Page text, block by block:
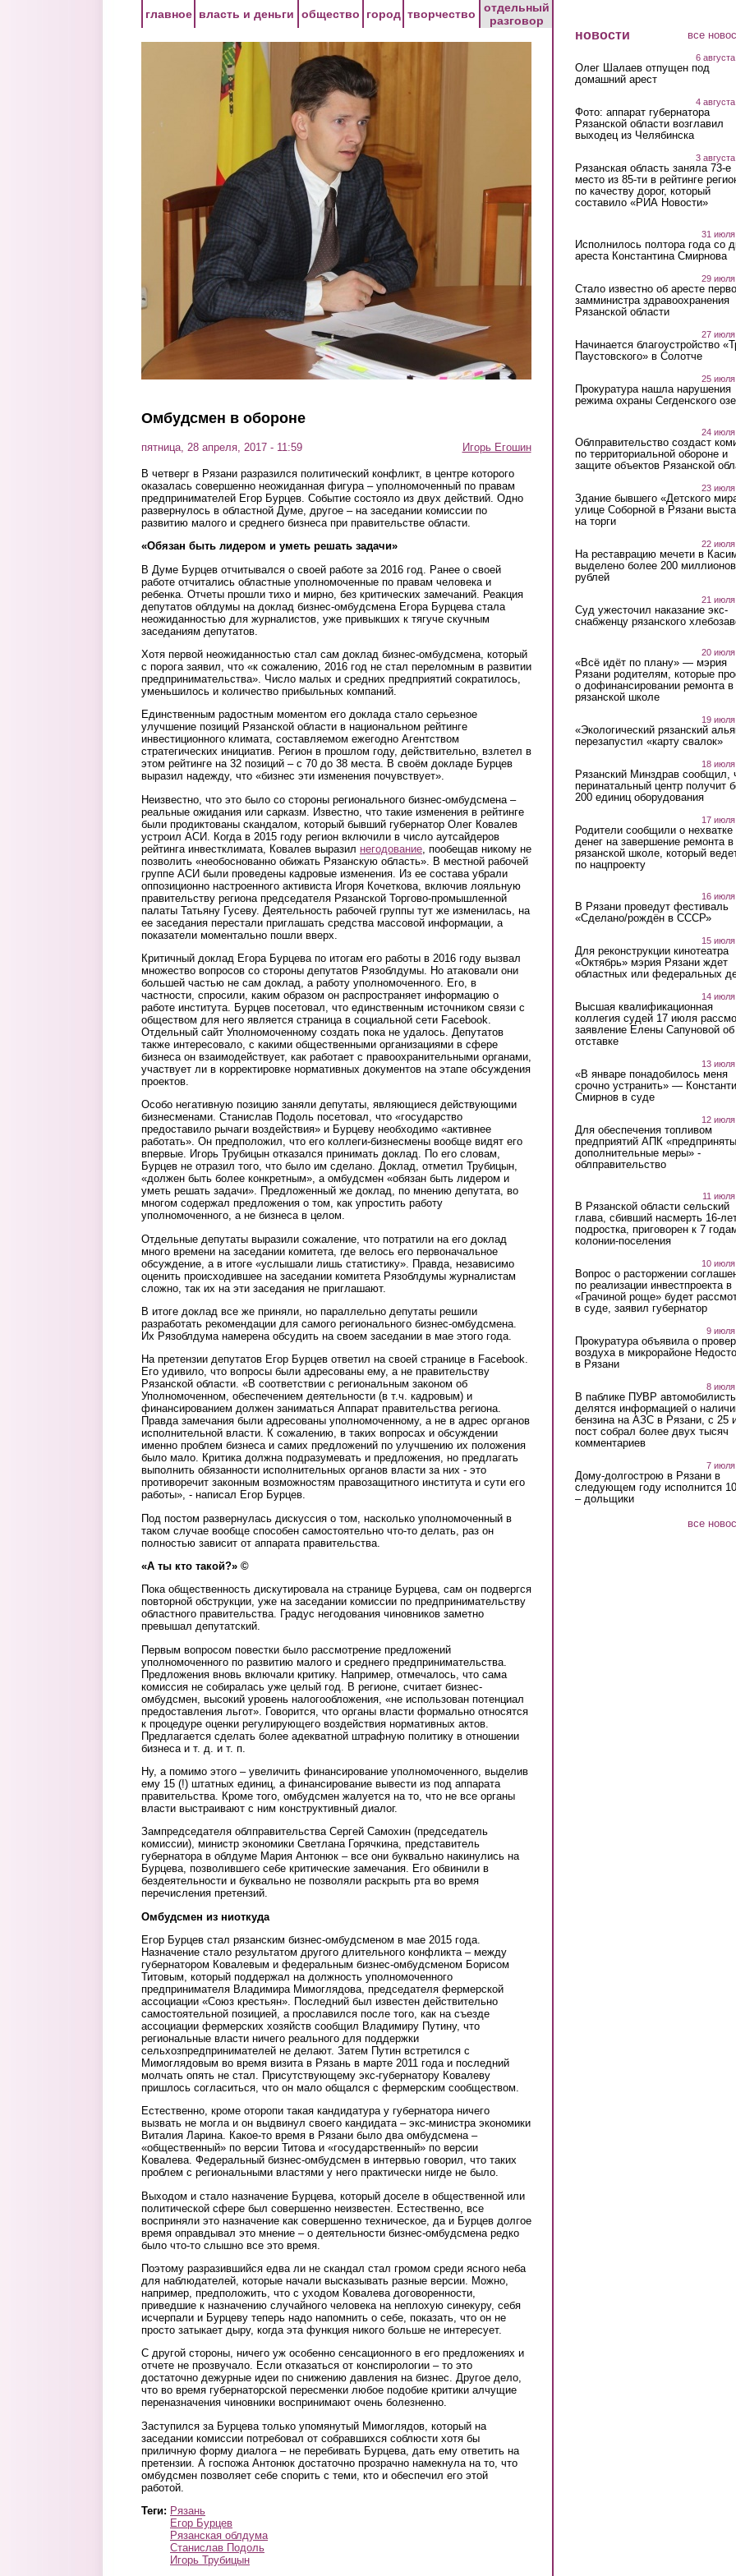
главное власть и деньги общество город творчество
отдельный
разговор
Омбудсмен в обороне
пятница, 28 апреля, 2017 - 11:59 Игорь Егошин
В четверг в Рязани разразился политический конфликт, в центре которого
оказалась совершенно неожиданная фигура – уполномоченный по правам
предпринимателей Егор Бурцев. Событие состояло из двух действий. Одно
развернулось в областной Думе, другое – на заседании комиссии по
развитию малого и среднего бизнеса при правительстве области.
«Обязан быть лидером и уметь решать задачи»
В Думе Бурцев отчитывался о своей работе за 2016 год. Ранее о своей
работе отчитались областные уполномоченные по правам человека и
ребенка. Отчеты прошли тихо и мирно, без критических замечаний. Реакция
депутатов облдумы на доклад бизнес-омбудсмена Егора Бурцева стала
неожиданностью для журналистов, уже привыкших к тягуче скучным
заседаниям депутатов.
Хотя первой неожиданностью стал сам доклад бизнес-омбудсмена, который
с порога заявил, что «к сожалению, 2016 год не стал переломным в развитии
предпринимательства». Число малых и средних предприятий сократилось,
уменьшилось и количество прибыльных компаний.
Единственным радостным моментом его доклада стало серьезное
улучшение позиций Рязанской области в национальном рейтинге
инвестиционного климата, составляемом ежегодно Агентством
стратегических инициатив. Регион в прошлом году, действительно, взлетел в
этом рейтинге на 32 позиций – с 70 до 38 места. В своём докладе Бурцев
выразил надежду, что «бизнес эти изменения почувствует».
Неизвестно, что это было со стороны регионального бизнес-омбудсмена –
реальные ожидания или сарказм. Известно, что такие изменения в рейтинге
были продиктованы скандалом, который бывший губернатор Олег Ковалев
устроил АСИ. Когда в 2015 году регион включили в число аутсайдеров
рейтинга инвестклимата, Ковалев выразил негодование , пообещав никому не
позволить «необоснованно обижать Рязанскую область». В местной рабочей
группе АСИ были проведены кадровые изменения. Из ее состава убрали
оппозиционно настроенного активиста Игоря Кочеткова, включив лояльную
правительству региона председателя Рязанской Торгово-промышленной
палаты Татьяну Гусеву. Деятельность рабочей группы тут же изменилась, на
ее заседания перестали приглашать средства массовой информации, а
показатели моментально пошли вверх.
Критичный доклад Егора Бурцева по итогам его работы в 2016 году вызвал
множество вопросов со стороны депутатов Рязоблдумы. Но атаковали они
большей частью не сам доклад, а работу уполномоченного. Его, в
частности, спросили, каким образом он распространяет информацию о
работе института. Бурцев посетовал, что единственным источником связи с
обществом для него является страница в социальной сети Facebook.
Отдельный сайт Уполномоченному создать пока не удалось. Депутатов
также интересовало, с какими общественными организациями в сфере
бизнеса он взаимодействует, как работает с правоохранительными органами,
участвует ли в корректировке нормативных документов на этапе обсуждения
проектов.
Особо негативную позицию заняли депутаты, являющиеся действующими
бизнесменами. Станислав Подоль посетовал, что «государство
предоставило рычаги воздействия» и Бурцеву необходимо «активнее
работать». Он предположил, что его коллеги-бизнесмены вообще видят его
впервые. Игорь Трубицын отказался принимать доклад. По его словам,
Бурцев не отразил того, что было им сделано. Доклад, отметил Трубицын,
«должен быть более конкретным», а омбудсмен «обязан быть лидером и
уметь решать задачи». Предложенный же доклад, по мнению депутата, во
многом содержал предложения о том, как упростить работу
уполномоченного, а не бизнеса в целом.
Отдельные депутаты выразили сожаление, что потратили на его доклад
много времени на заседании комитета, где велось его первоначальное
обсуждение, а в итоге «услышали лишь статистику». Правда, независимо
оценить происходившее на заседании комитета Рязоблдумы журналистам
сложно, так их на эти заседания не приглашают.
В итоге доклад все же приняли, но параллельно депутаты решили
разработать рекомендации для самого регионального бизнес-омбудсмена.
Их Рязоблдума намерена обсудить на своем заседании в мае этого года.
На претензии депутатов Егор Бурцев ответил на своей странице в Facebook.
Его удивило, что вопросы были адресованы ему, а не правительству
Рязанской области. «В соответствии с региональным законом об
Уполномоченном, обеспечением деятельности (в т.ч. кадровым) и
финансированием должен заниматься Аппарат правительства региона.
Правда замечания были адресованы уполномоченному, а не в адрес органов
исполнительной власти. К сожалению, в таких вопросах и обсуждении
именно проблем бизнеса и самих предложений по улучшению их положения
было мало. Критика должна подразумевать и предложения, но предлагать
выполнить обязанности исполнительных органов власти за них - это
противоречит законным возможностям правозащитного института и сути его
работы», - написал Егор Бурцев.
Под постом развернулась дискуссия о том, насколько уполномоченный в
таком случае вообще способен самостоятельно что-то делать, раз он
полностью зависит от аппарата правительства.
«А ты кто такой?» ©
Пока общественность дискутировала на странице Бурцева, сам он подвергся
повторной обструкции, уже на заседании комиссии по предпринимательству
областного правительства. Градус негодования чиновников заметно
превышал депутатский.
Первым вопросом повестки было рассмотрение предложений
уполномоченного по развитию малого и среднего предпринимательства.
Предложения вновь включали критику. Например, отмечалось, что сама
комиссия не собиралась уже целый год. В регионе, считает бизнес-
омбудсмен, высокий уровень налогообложения, «не использован потенциал
предоставления льгот». Говорится, что органы власти формально относятся
к процедуре оценки регулирующего воздействия нормативных актов.
Предлагается сделать более адекватной штрафную политику в отношении
бизнеса и т. д. и т. п.
Ну, а помимо этого – увеличить финансирование уполномоченного, выделив
ему 15 (!) штатных единиц, а финансирование вывести из под аппарата
правительства. Кроме того, омбудсмен жалуется на то, что не все органы
власти выстраивают с ним конструктивный диалог.
Зампредседателя облправительства Сергей Самохин (председатель
комиссии), министр экономики Светлана Горячкина, представитель
губернатора в облдуме Мария Антонюк – все они буквально накинулись на
Бурцева, позволившего себе критические замечания. Его обвинили в
бездеятельности и буквально не позволяли раскрыть рта во время
перечисления претензий.
Омбудсмен из ниоткуда
Егор Бурцев стал рязанским бизнес-омбудсменом в мае 2015 года.
Назначение стало результатом другого длительного конфликта – между
губернатором Ковалевым и федеральным бизнес-омбудсменом Борисом
Титовым, который поддержал на должность уполномоченного
предпринимателя Владимира Мимоглядова, председателя фермерской
ассоциации «Союз крестьян». Последний был известен действительно
самостоятельной позицией, а прославился после того, как на съезде
ассоциации фермерских хозяйств сообщил Владимиру Путину, что
региональные власти ничего реального для поддержки
сельхозпредпринимателей не делают. Затем Путин встретился с
Мимоглядовым во время визита в Рязань в марте 2011 года и последний
молчать опять не стал. Присутствующему экс-губернатору Ковалеву
пришлось согласиться, что он мало общался с фермерским сообществом.
Естественно, кроме оторопи такая кандидатура у губернатора ничего
вызвать не могла и он выдвинул своего кандидата – экс-министра экономики
Виталия Ларина. Какое-то время в Рязани было два омбудсмена –
«общественный» по версии Титова и «государственный» по версии
Ковалева. Федеральный бизнес-омбудсмен в интервью говорил, что таких
проблем с региональными властями у него практически нигде не было.
Выходом и стало назначение Бурцева, который доселе в общественной или
политической сфере был совершенно неизвестен. Естественно, все
восприняли это назначение как совершенно техническое, да и Бурцев долгое
время оправдывал это мнение – о деятельности бизнес-омбудсмена редко
было что-то слышно все это время.
Поэтому разразившийся едва ли не скандал стал громом среди ясного неба
для наблюдателей, которые начали высказывать разные версии. Можно,
например, предположить, что с уходом Ковалева договоренности,
приведшие к назначению случайного человека на неплохую синекуру, себя
исчерпали и Бурцеву теперь надо напомнить о себе, показать, что он не
просто затыкает дыру, когда эта функция никого больше не интересует.
С другой стороны, ничего уж особенно сенсационного в его предложениях и
отчете не прозвучало. Если отказаться от конспирологии – то это
достаточно дежурные идеи по снижению давления на бизнес. Другое дело,
что во время губернаторской пересменки любое подобие критики алчущие
переназначения чиновники воспринимают очень болезненно.
Заступился за Бурцева только упомянутый Мимоглядов, который на
заседании комиссии потребовал от собравшихся соблюсти хотя бы
приличную форму диалога – не перебивать Бурцева, дать ему ответить на
претензии. А госпожа Антонюк достаточно прозрачно намекнула на то, что
омбудсмен позволяет себе спорить с теми, кто и обеспечил его этой
работой.
Теги: Рязань
Егор Бурцев
Рязанская облдума
Станислав Подоль
Игорь Трубицын
новости все
6
Олег Шалаев отпущен под
домашний арест
4
Фото: аппарат губернатора
Рязанской области возглавил
выходец из Челябинска
3
Рязанская область заняла 73-е
место из 85-ти в рейтинге
по качеству дорог, который
составило «РИА Новости»
31
Исполнилось полтора года со
ареста Константина Смирнова
29
Стало известно об аресте
замминистра здравоохранения
Рязанской области
27
Начинается благоустройство
Паустовского» в Солотче
25
Прокуратура нашла нарушения
режима охраны Сегденского
24
Облправительство создаст
по территориальной обороне и
защите объектов Рязанской
23 июля
Здание бывшего «Детского
улице Соборной в Рязани
на торги
22
На реставрацию мечети в
выделено более 200 миллионов
рублей
21
Суд ужесточил наказание экс-
снабженцу рязанского
20
«Всё идёт по плану» — мэрия
Рязани родителям, которые
о дофинансировании ремонта в
рязанской школе
19
«Экологический рязанский
перезапустил «карту свалок»
18
Рязанский Минздрав сообщил,
перинатальный центр получит
200 единиц оборудования
17
Родители сообщили о нехватке
денег на завершение ремонта в
рязанской школе, который
по нацпроекту
16
В Рязани проведут фестиваль
«Сделано/рождён в СССР»
15
Для реконструкции кинотеатра
«Октябрь» мэрия Рязани ждет
областных или федеральных
14
Высшая квалификационная
коллегия судей 17 июля
заявление Елены Сапуновой об
отставке
13
«В январе понадобилось меня
срочно устранить» —
Смирнов в суде
12
Для обеспечения топливом
предприятий АПК «предприняты
дополнительные меры» -
облправительство
11
В Рязанской области сельский
глава, сбивший насмерть 16-
подростка, приговорен к 7
колонии-поселения
10
Вопрос о расторжении
по реализации инвестпроекта в
«Грачиной роще» будет
в суде, заявил губернатор
9 июля
Прокуратура объявила о
воздуха в микрорайоне
в Рязани
8 июля
В паблике ПУВР
делятся информацией о
бензина на АЗС в Рязани, с 25
пост собрал более двух тысяч
комментариев
7 июля
Дому-долгострою в Рязани в
следующем году исполнится
– дольщики
все